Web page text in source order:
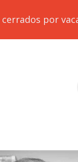
cerrados por